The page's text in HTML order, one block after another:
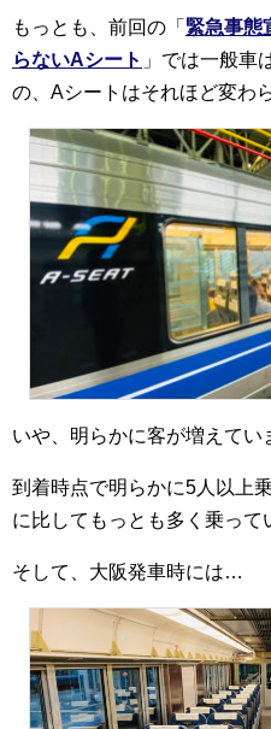
もっとも、前回の「 緊急事態
らないAシート 」では一般車
の、Aシートはそれほど変わ
いや、明らかに客が増えてい
到着時点で明らかに5人以上
に比してもっとも多く乗って
そして、大阪発車時には…